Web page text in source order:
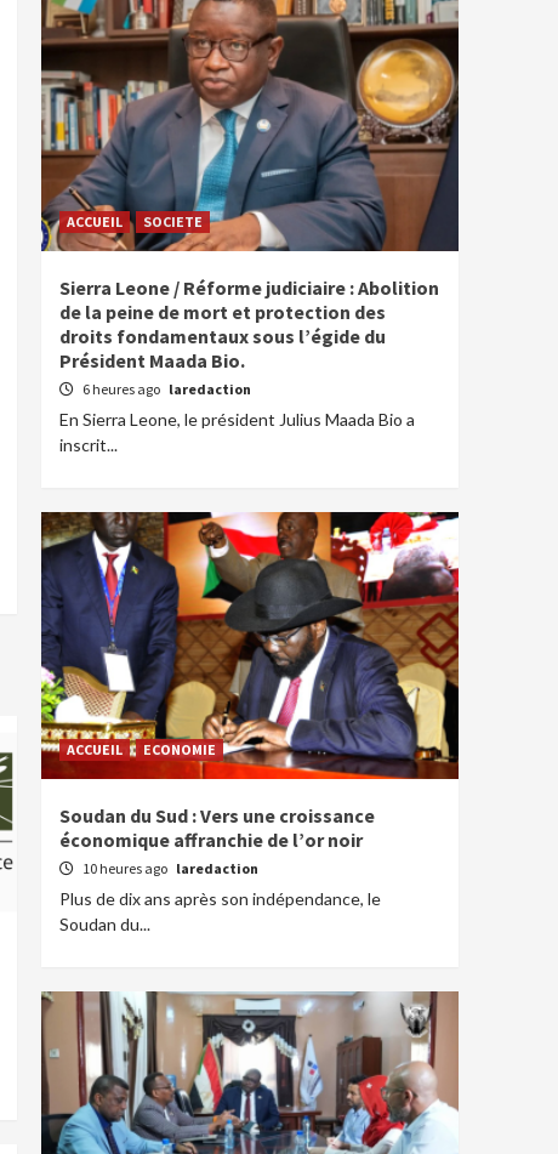
ACCUEIL SOCIETE
Sierra Leone / Réforme judiciaire : Abolition
de la peine de mort et protection des
droits fondamentaux sous l’égide du
Président Maada Bio.
6 heures ago laredaction
En Sierra Leone, le président Julius Maada Bio a
inscrit...
ACCUEIL ECONOMIE
Soudan du Sud : Vers une croissance
économique affranchie de l’or noir
10 heures ago laredaction
Plus de dix ans après son indépendance, le
Soudan du...